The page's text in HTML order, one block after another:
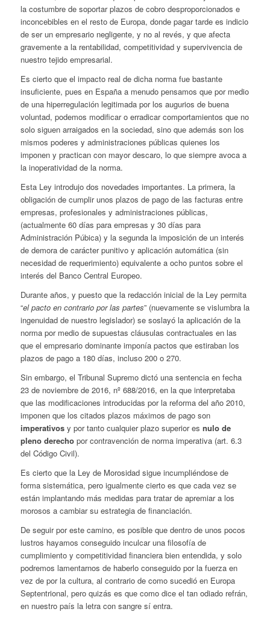
la costumbre de soportar plazos de cobro desproporcionados e
inconcebibles en el resto de Europa, donde pagar tarde es indicio
de ser un empresario negligente, y no al revés, y que afecta
gravemente a la rentabilidad, competitividad y supervivencia de
nuestro tejido empresarial.
Es cierto que el impacto real de dicha norma fue bastante
insuficiente, pues en España a menudo pensamos que por medio
de una hiperregulación legitimada por los augurios de buena
voluntad, podemos modificar o erradicar comportamientos que no
solo siguen arraigados en la sociedad, sino que además son los
mismos poderes y administraciones públicas quienes los
imponen y practican con mayor descaro, lo que siempre avoca a
la inoperatividad de la norma.
Esta Ley introdujo dos novedades importantes. La primera, la
obligación de cumplir unos plazos de pago de las facturas entre
empresas, profesionales y administraciones públicas,
(actualmente 60 días para empresas y 30 días para
Administración Púbica) y la segunda la imposición de un interés
de demora de carácter punitivo y aplicación automática (sin
necesidad de requerimiento) equivalente a ocho puntos sobre el
interés del Banco Central Europeo.
Durante años, y puesto que la redacción inicial de la Ley permita
“el pacto en contrario por las partes” (nuevamente se vislumbra la
ingenuidad de nuestro legislador) se soslayó la aplicación de la
norma por medio de supuestas cláusulas contractuales en las
que el empresario dominante imponía pactos que estiraban los
plazos de pago a 180 días, incluso 200 o 270.
Sin embargo, el Tribunal Supremo dictó una sentencia en fecha
23 de noviembre de 2016, nº 688/2016, en la que interpretaba
que las modificaciones introducidas por la reforma del año 2010,
imponen que los citados plazos máximos de pago son
imperativosy por tanto cualquier plazo superior es nulo de
pleno derechopor contravención de norma imperativa (art. 6.3
del Código Civil).
Es cierto que la Ley de Morosidad sigue incumpliéndose de
forma sistemática, pero igualmente cierto es que cada vez se
están implantando más medidas para tratar de apremiar a los
morosos a cambiar su estrategia de financiación.
De seguir por este camino, es posible que dentro de unos pocos
lustros hayamos conseguido inculcar una filosofía de
cumplimiento y competitividad financiera bien entendida, y solo
podremos lamentarnos de haberlo conseguido por la fuerza en
vez de por la cultura, al contrario de como sucedió en Europa
Septentrional, pero quizás es que como dice el tan odiado refrán,
en nuestro país la letra con sangre sí entra.